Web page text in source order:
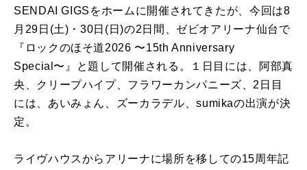
SENDAI GIGSをホームに開催されてきたが、今回は8
月29日(土)・30日(日)の2日間、ゼビオアリーナ仙台で
『ロックのほそ道2026 〜15th Anniversary
Special〜』と題して開催される。１日目には、阿部真
央、クリープハイプ、フラワーカンパニーズ、2日目
には、あいみょん、ズーカラデル、sumikaの出演が決
定。
ライヴハウスからアリーナに場所を移しての15周年記